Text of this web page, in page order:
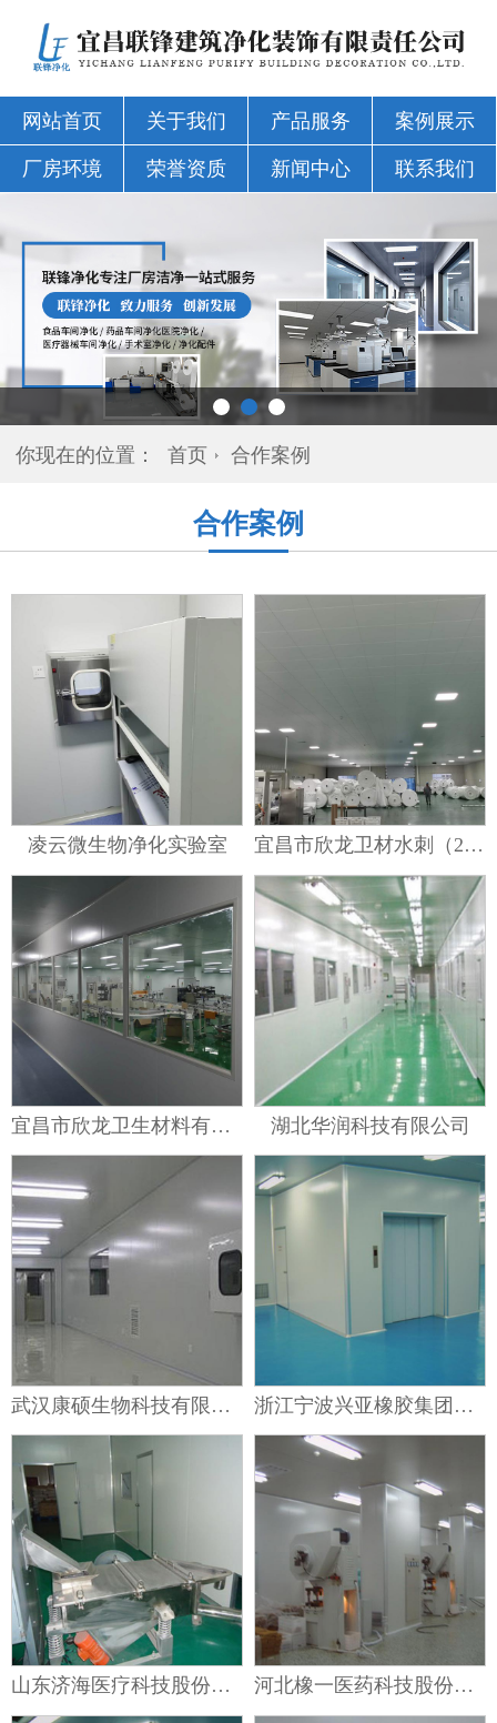
网站首页 关于我们 产品服务 案例展示
厂房环境 荣誉资质 新闻中心 联系我们
你现在的位置： 首页 合作案例
合作案例
凌云微生物净化实验室 宜昌市欣龙卫材水刺（2）车间
宜昌市欣龙卫生材料有限公司 湖北华润科技有限公司
武汉康硕生物科技有限公司 浙江宁波兴亚橡胶集团有限公司
山东济海医疗科技股份有限公司 河北橡一医药科技股份有限公司